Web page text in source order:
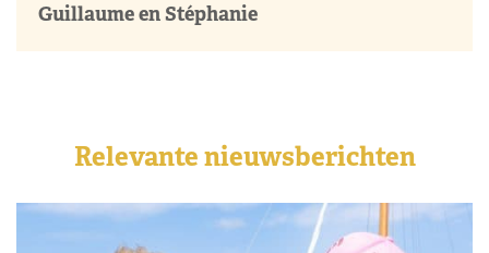
Guillaume en Stéphanie
Relevante nieuwsberichten